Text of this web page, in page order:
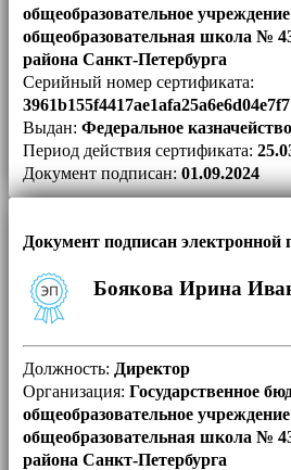
общеобразовательное
общеобразовательная школа №
района Санкт-Петербурга
Серийный номер сертификата:
3961b155f4417ae1afa25a6e6d04e7f7
Выдан: Федеральное казначейство
Период действия сертификата:
Документ подписан: 01.09.2024
Документ подписан электронной
Боякова Ирина
Должность: Директор
Организация: Государственное
общеобразовательное
общеобразовательная школа №
района Санкт-Петербурга